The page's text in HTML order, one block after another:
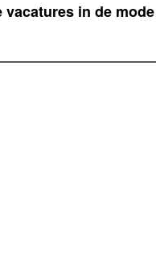
vacatures in de mode